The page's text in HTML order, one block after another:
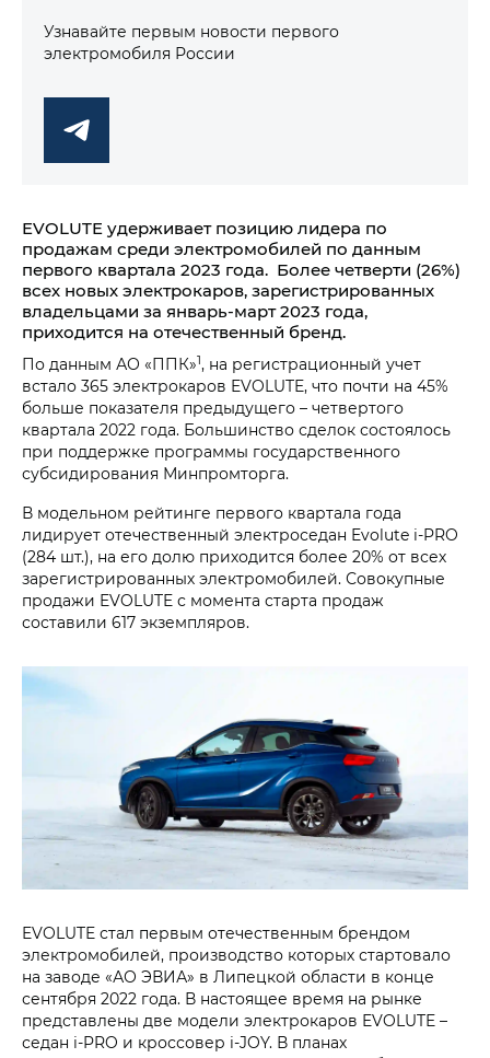
Узнавайте первым новости первого
электромобиля России
EVOLUTE удерживает позицию лидера по
продажам среди электромобилей по данным
первого квартала 2023 года. Более четверти (26%)
всех новых электрокаров, зарегистрированных
владельцами за январь-март 2023 года,
приходится на отечественный бренд.
По данным АО «ППК»1, на регистрационный учет
встало 365 электрокаров EVOLUTE, что почти на 45%
больше показателя предыдущего – четвертого
квартала 2022 года. Большинство сделок состоялось
при поддержке программы государственного
субсидирования Минпромторга.
В модельном рейтинге первого квартала года
лидирует отечественный электроседан Evolute i‑PRO
(284 шт.), на его долю приходится более 20% от всех
зарегистрированных электромобилей. Совокупные
продажи EVOLUTE с момента старта продаж
составили 617 экземпляров.
EVOLUTE стал первым отечественным брендом
электромобилей, производство которых стартовало
на заводе «АО ЭВИА» в Липецкой области в конце
сентября 2022 года. В настоящее время на рынке
представлены две модели электрокаров EVOLUTE –
седан i‑PRO и кроссовер i‑JOY. В планах